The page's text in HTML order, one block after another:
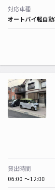
対応車種
オートバイ軽自動
貸出時間
06:00 〜12:00